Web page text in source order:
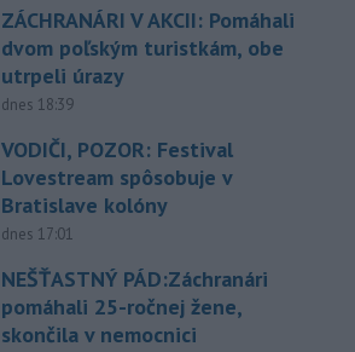
ZÁCHRANÁRI V AKCII: Pomáhali
dvom poľským turistkám, obe
utrpeli úrazy
dnes 18:39
VODIČI, POZOR: Festival
Lovestream spôsobuje v
Bratislave kolóny
dnes 17:01
NEŠŤASTNÝ PÁD:Záchranári
pomáhali 25-ročnej žene,
skončila v nemocnici